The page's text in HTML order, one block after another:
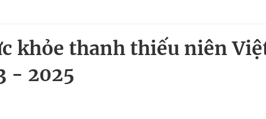
nhiệt độ cao nhất 35 độ
khám sàng lọc cho người dân
cực hiệu quả
khỏe thanh thiếu niên
- 2025